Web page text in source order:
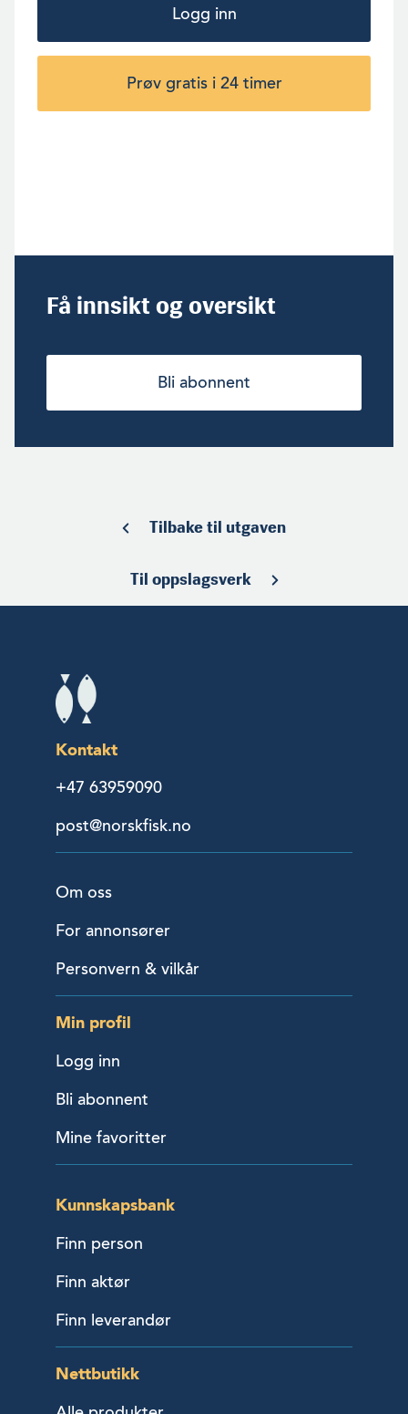
Logg inn
Prøv gratis i 24 timer
Få innsikt og oversikt
Bli abonnent
Tilbake til utgaven
Til oppslagsverk
Kontakt
+47 63959090
post@norskfisk.no
Om oss
For annonsører
Personvern & vilkår
Min profil
Logg inn
Bli abonnent
Mine favoritter
Kunnskapsbank
Finn person
Finn aktør
Finn leverandør
Nettbutikk